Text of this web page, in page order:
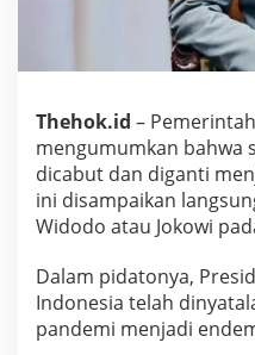
s
a
P
a
d
m
i
d
a
D
g
a
Thehok.id –
mengumumkan bahwa
dicabut dan diganti
ini disampaikan
Widodo atau Jokowi
Dalam pidatonya,
Indonesia telah
pandemi menjadi